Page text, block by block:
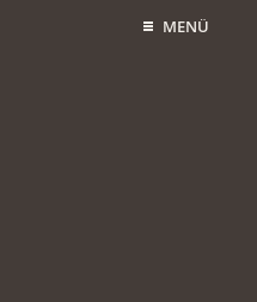
MENÜ